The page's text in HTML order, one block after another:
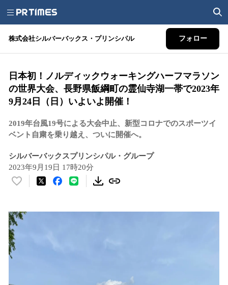
株式会社シルバーバックス・プリンシパル フォロー
日本初！ノルディックウォーキングハーフマラソン
の世界大会、長野県飯綱町の霊仙寺湖一帯で2023年
9月24日（日）いよいよ開催！
2019年台風19号による大会中止、新型コロナでのスポーツイ
ベント自粛を乗り越え、ついに開催へ。
シルバーバックスプリンシパル・グループ
2023年9月19日 17時20分
い
！
数